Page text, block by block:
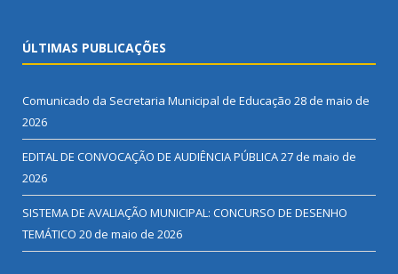
ÚLTIMAS PUBLICAÇÕES
Comunicado da Secretaria Municipal de Educação 28 de maio de
2026
EDITAL DE CONVOCAÇÃO DE AUDIÊNCIA PÚBLICA27 de maio de
2026
SISTEMA DE AVALIAÇÃO MUNICIPAL: CONCURSO DE DESENHO
TEMÁTICO 20 de maio de 2026